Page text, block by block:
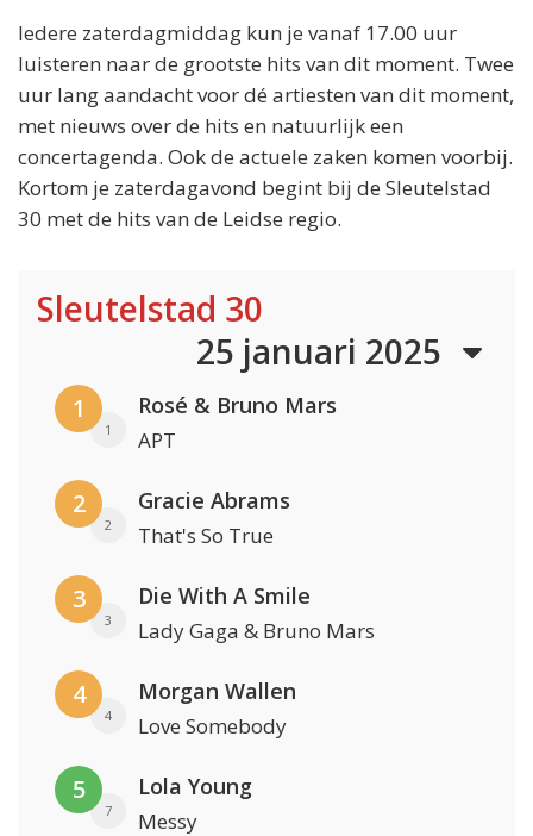
Iedere zaterdagmiddag kun je vanaf 17.00 uur
luisteren naar de grootste hits van dit moment. Twee
uur lang aandacht voor dé artiesten van dit moment,
met nieuws over de hits en natuurlijk een
concertagenda. Ook de actuele zaken komen voorbij.
Kortom je zaterdagavond begint bij de Sleutelstad
30 met de hits van de Leidse regio.
Sleutelstad 30
25 januari 2025
1
1
Rosé & Bruno Mars
APT
2
2
Gracie Abrams
That's So True
3
3
Die With A Smile
Lady Gaga & Bruno Mars
4
4
Morgan Wallen
Love Somebody
5
7
Lola Young
Messy